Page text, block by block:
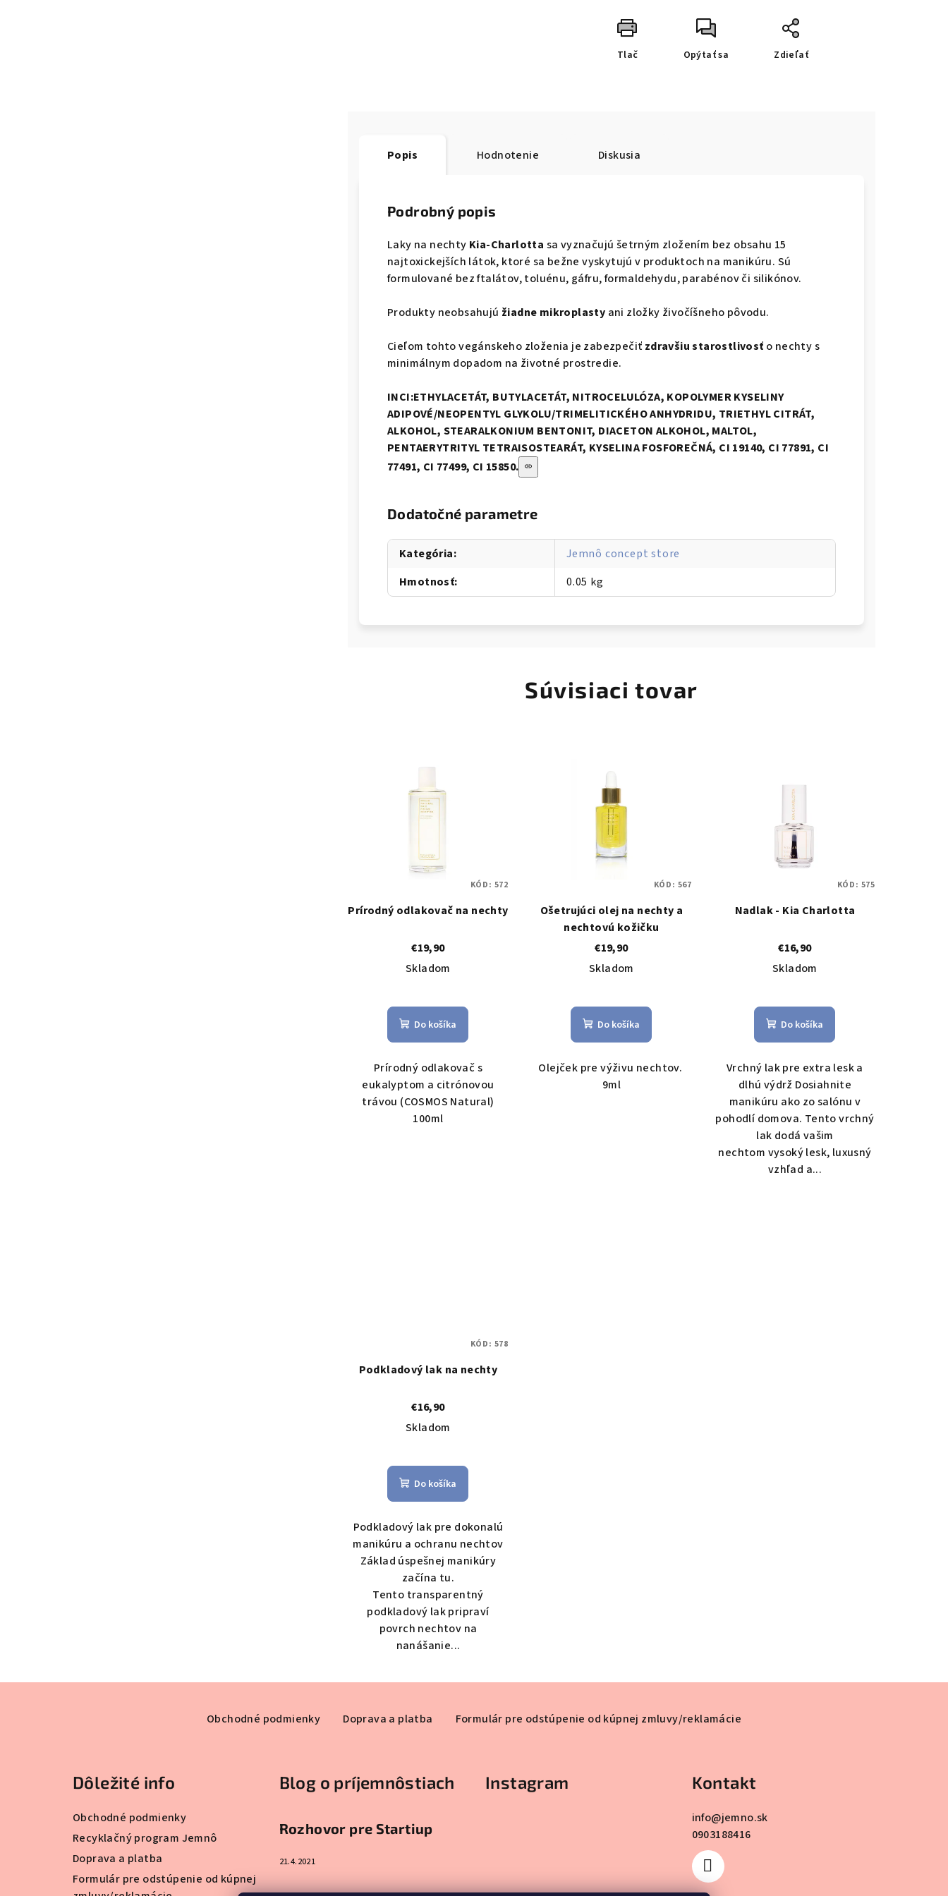
Tlač Opýtať sa Zdieľať
Popis Hodnotenie Diskusia
Podrobný popis
Laky na nechty Kia-Charlotta sa vyznačujú šetrným zložením bez obsahu 15
najtoxickejších látok, ktoré sa bežne vyskytujú v produktoch na manikúru. Sú
formulované bez ftalátov, toluénu, gáfru, formaldehydu, parabénov či silikónov.
Produkty neobsahujú žiadne mikroplasty ani zložky živočíšneho pôvodu.
Cieľom tohto vegánskeho zloženia je zabezpečiť zdravšiu starostlivosť o nechty s
minimálnym dopadom na životné prostredie.
INCI:ETHYLACETÁT, BUTYLACETÁT, NITROCELULÓZA, KOPOLYMER KYSELINY
ADIPOVÉ/NEOPENTYL GLYKOLU/TRIMELITICKÉHO ANHYDRIDU, TRIETHYL CITRÁT,
ALKOHOL, STEARALKONIUM BENTONIT, DIACETON ALKOHOL, MALTOL,
PENTAERYTRITYL TETRAISOSTEARÁT, KYSELINA FOSFOREČNÁ, CI 19140, CI 77891, CI
77491, CI 77499, CI 15850.
Dodatočné parametre
Kategória:
Jemnô concept store
Hmotnosť: 0.05 kg
Súvisiaci tovar
Prírodný odlakovač na nechty
€19,90
Skladom
Do košíka
Prírodný odlakovač s
eukalyptom a citrónovou
trávou (COSMOS Natural)
100ml
KÓD: 572
Ošetrujúci olej na nechty a
nechtovú kožičku
€19,90
Skladom
Do košíka
Olejček pre výživu nechtov.
9ml
KÓD: 567
Nadlak - Kia Charlotta
€16,90
Skladom
Do košíka
Vrchný lak pre extra lesk a
dlhú výdrž Dosiahnite
manikúru ako zo salónu v
pohodlí domova. Tento vrchný
lak dodá vašim
nechtom vysoký lesk, luxusný
vzhľad a...
KÓD: 575
Podkladový lak na nechty
€16,90
Skladom
Do košíka
Podkladový lak pre dokonalú
manikúru a ochranu nechtov
Základ úspešnej manikúry
začína tu.
Tento transparentný
podkladový lak pripraví
povrch nechtov na
nanášanie...
KÓD: 578
Obchodné podmienky Doprava a platba Formulár pre odstúpenie od kúpnej zmluvy/reklamácie
Dôležité info
Obchodné podmienky
Recyklačný program Jemnô
Doprava a platba
Formulár pre odstúpenie od kúpnej
Blog o príjemnôstiach
Rozhovor pre Startiup
21.4.2021
Instagram Kontakt
info@jemno.sk
0903188416